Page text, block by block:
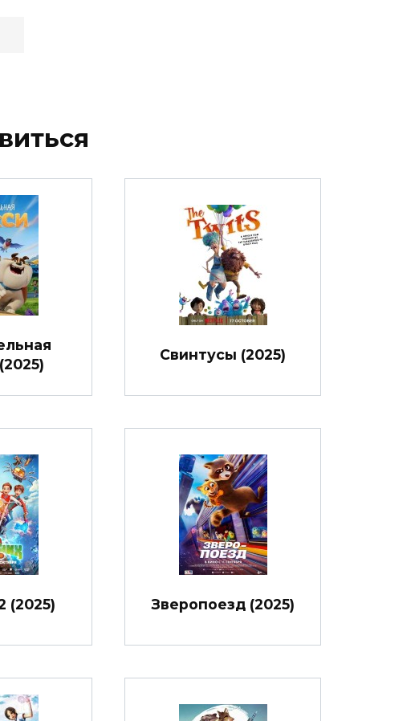
Свинтусы (2025)
(2025) Зверопоезд (2025)